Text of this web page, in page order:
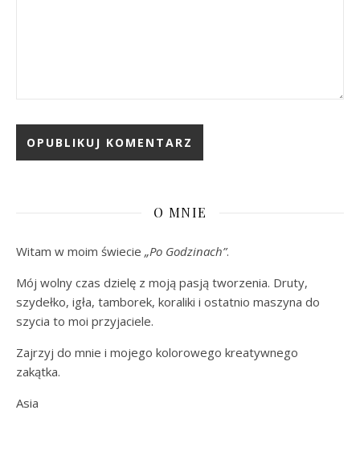
O MNIE
Witam w moim świecie „Po Godzinach”.
Mój wolny czas dzielę z moją pasją tworzenia. Druty,
szydełko, igła, tamborek, koraliki i ostatnio maszyna do
szycia to moi przyjaciele.
Zajrzyj do mnie i mojego kolorowego kreatywnego
zakątka.
Asia